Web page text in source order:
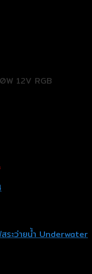
12V RGB
สระว่ายน้ำ Underwater